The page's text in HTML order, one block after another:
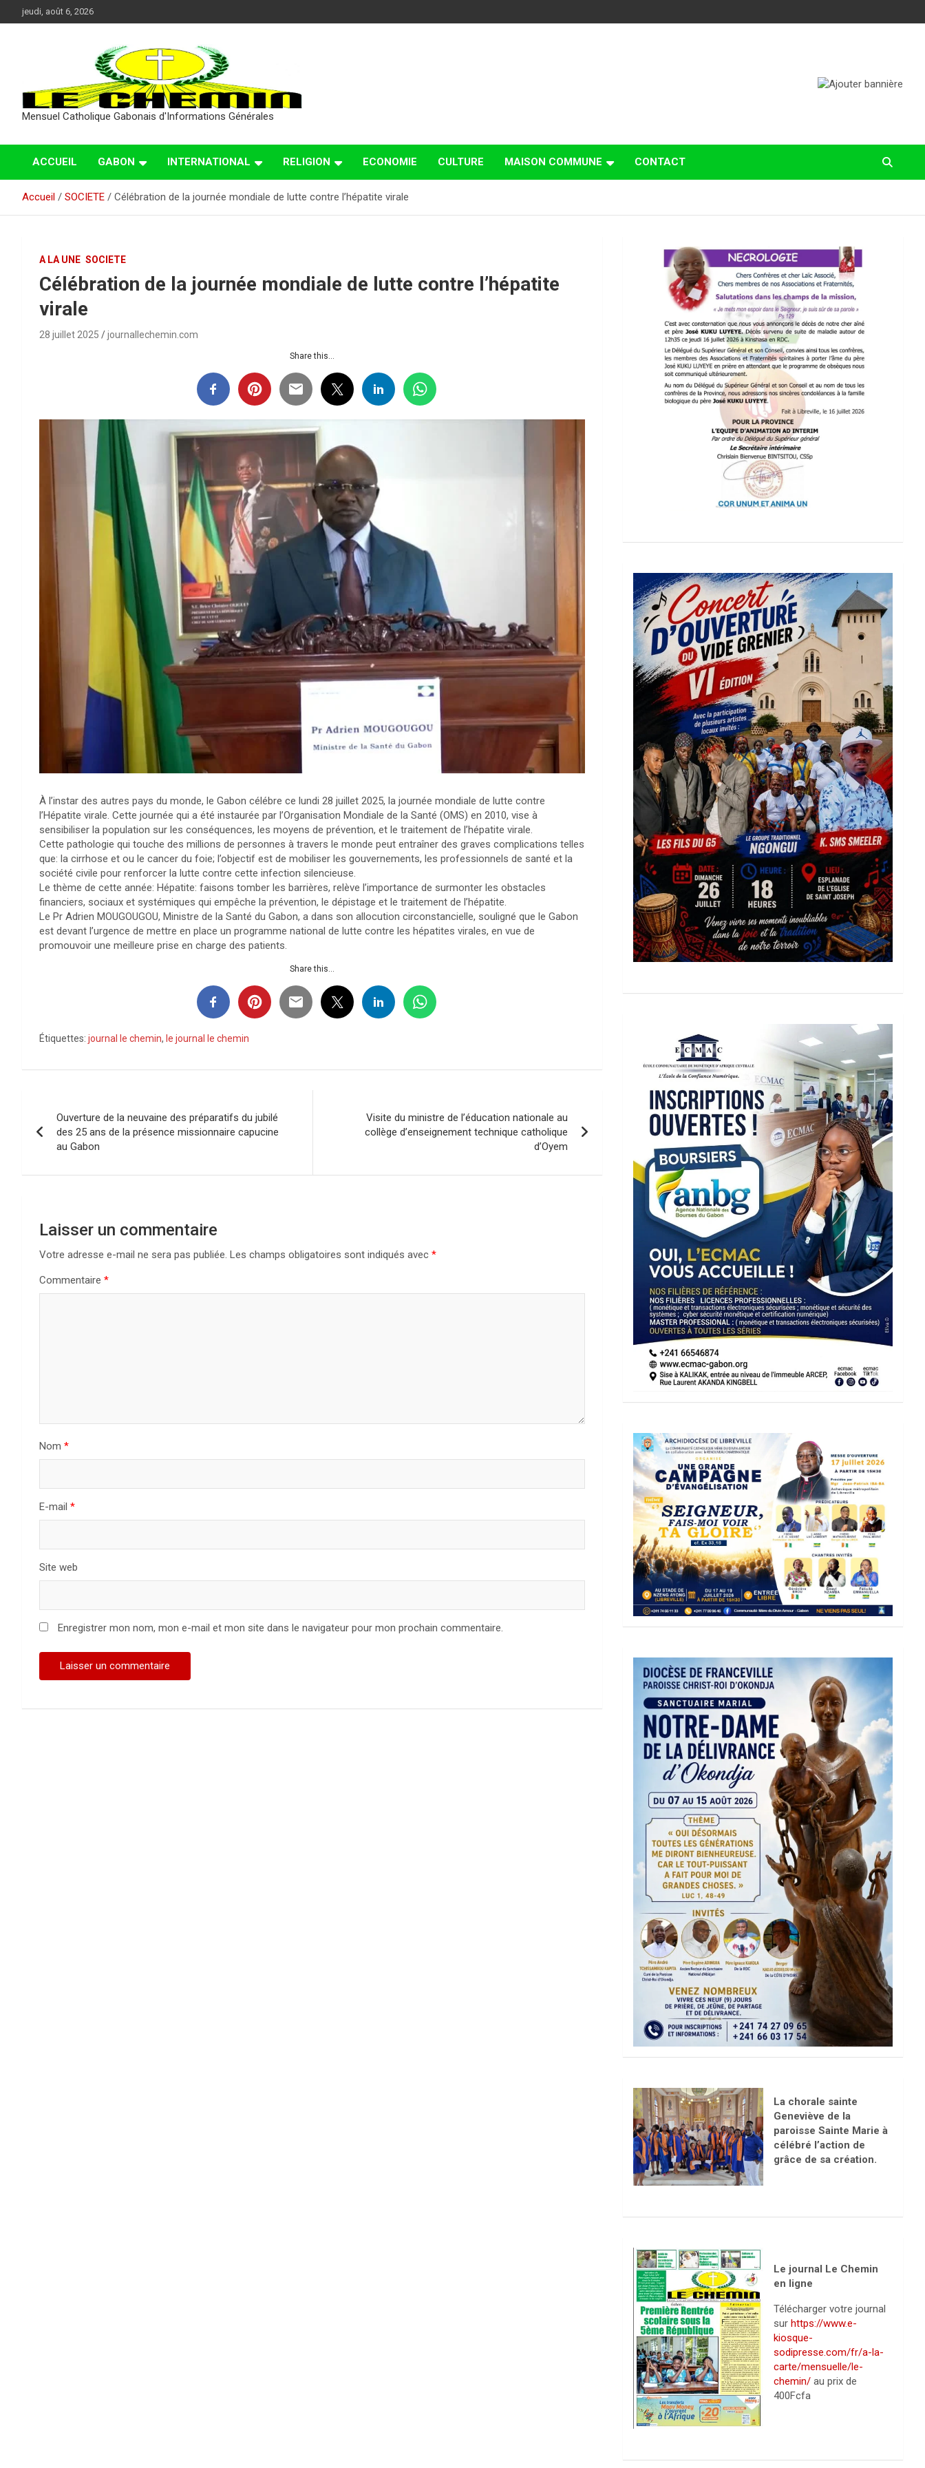
au
jeudi, août 6, 2026
Mensuel Catholique Gabonais d'Informations Générales
ACCUEIL GABON INTERNATIONAL RELIGION ECONOMIE CULTURE MAISON COMMUNE CONTACT
Accueil SOCIETE Célébration de la journée mondiale de lutte contre l’hépatite virale
A LA UNE SOCIETE
Célébration de la journée mondiale de lutte contre l’hépatite
virale
28 juillet 2025 journallechemin.com
Share this...
À l’instar des autres pays du monde, le Gabon célébre ce lundi 28 juillet 2025, la journée mondiale de lutte contre
l’Hépatite virale. Cette journée qui a été instaurée par l’Organisation Mondiale de la Santé (OMS) en 2010, vise à
sensibiliser la population sur les conséquences, les moyens de prévention, et le traitement de l’hépatite virale.
Cette pathologie qui touche des millions de personnes à travers le monde peut entraîner des graves complications telles
que: la cirrhose et ou le cancer du foie; l’objectif est de mobiliser les gouvernements, les professionnels de santé et la
société civile pour renforcer la lutte contre cette infection silencieuse.
Le thème de cette année: Hépatite: faisons tomber les barrières, relève l’importance de surmonter les obstacles
financiers, sociaux et systémiques qui empêche la prévention, le dépistage et le traitement de l’hépatite.
Le Pr Adrien MOUGOUGOU, Ministre de la Santé du Gabon, a dans son allocution circonstancielle, souligné que le Gabon
est devant l’urgence de mettre en place un programme national de lutte contre les hépatites virales, en vue de
promouvoir une meilleure prise en charge des patients.
Share this...
Étiquettes: journal le chemin, le journal le chemin
de
Ouverture de la neuvaine des préparatifs du jubilé
des 25 ans de la présence missionnaire capucine
au Gabon
Visite du ministre de l’éducation nationale au
collège d’enseignement technique catholique
d’Oyem
Laisser un commentaire
Votre adresse e-mail ne sera pas publiée. Les champs obligatoires sont indiqués avec *
Commentaire *
Nom *
E-mail *
Site web
Enregistrer mon nom, mon e-mail et mon site dans le navigateur pour mon prochain commentaire.
La chorale sainte
Geneviève de la
paroisse Sainte Marie à
célébré l’action de
grâce de sa création.
Le journal Le Chemin
en ligne
Télécharger votre journal
sur https://www.e-
kiosque-
sodipresse.com/fr/a-la-
carte/mensuelle/le-
chemin/au prix de
400Fcfa